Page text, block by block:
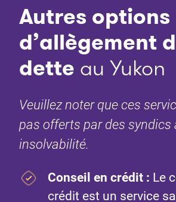
Autres options
d’allègement
dette au Yukon
Veuillez noter que ces
pas offerts par des syndics
insolvabilité.
Conseil en crédit : Le
crédit est un service